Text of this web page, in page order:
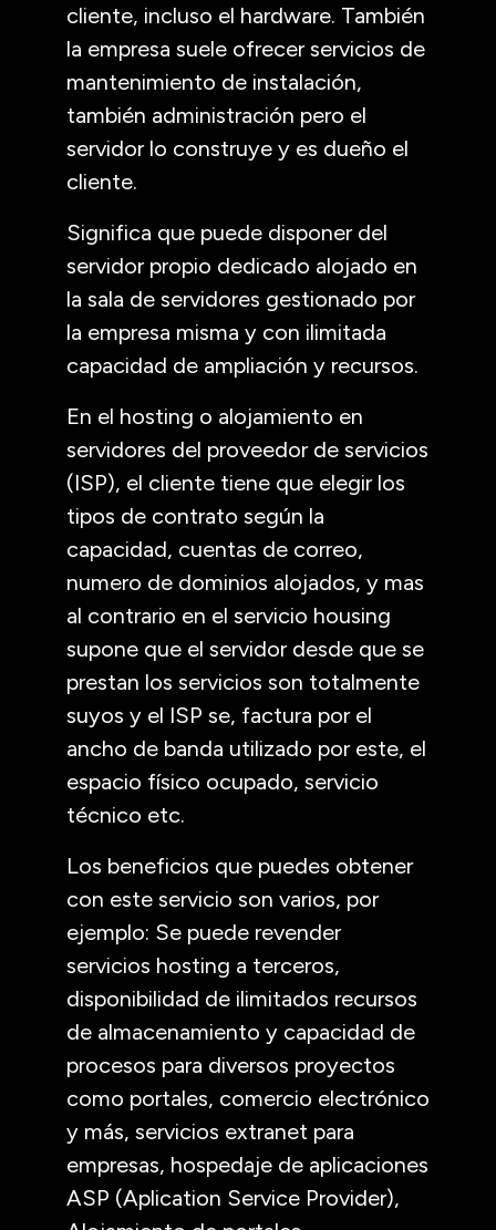
cliente, incluso el hardware. También
la empresa suele ofrecer servicios de
mantenimiento de instalación,
también administración pero el
servidor lo construye y es dueño el
cliente.
Significa que puede disponer del
servidor propio dedicado alojado en
la sala de servidores gestionado por
la empresa misma y con ilimitada
capacidad de ampliación y recursos.
En el hosting o alojamiento en
servidores del proveedor de servicios
(ISP), el cliente tiene que elegir los
tipos de contrato según la
capacidad, cuentas de correo,
numero de dominios alojados, y mas
al contrario en el servicio housing
supone que el servidor desde que se
prestan los servicios son totalmente
suyos y el ISP se, factura por el
ancho de banda utilizado por este, el
espacio físico ocupado, servicio
técnico etc.
Los beneficios que puedes obtener
con este servicio son varios, por
ejemplo: Se puede revender
servicios hosting a terceros,
disponibilidad de ilimitados recursos
de almacenamiento y capacidad de
procesos para diversos proyectos
como portales, comercio electrónico
y más, servicios extranet para
empresas, hospedaje de aplicaciones
ASP (Aplication Service Provider),